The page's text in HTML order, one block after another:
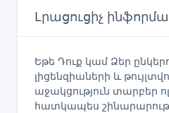
Լրացուցիչ
Եթե Դուք կամ Ձեր
լիցենզիաների և
աջակցություն տարբեր
հատկապես